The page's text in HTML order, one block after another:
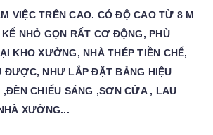
VIỆC TRÊN CAO. CÓ ĐỘ CAO TỪ 8 M
NHỎ GỌN RẤT CƠ ĐỘNG, PHÙ
KHO XƯỞNG, NHÀ THÉP TIỀN CHẾ,
ĐƯỢC, NHƯ LẮP ĐẶT BẢNG HIỆU
,ĐÈN CHIẾU SÁNG ,SƠN CỬA , LAU
XƯỞNG...